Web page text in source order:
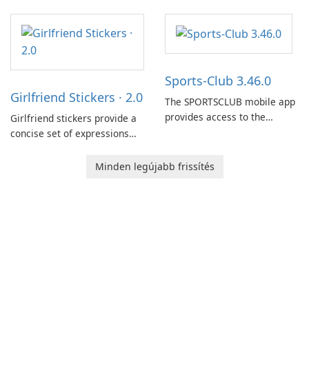
to streamline communication
between drivers and
dispatchers, focusing on
efficient information sharing
coordination and operations.
Girlfriend Stickers · 2.0
Girlfriend stickers provide a
concise set of expressions
and other Apple devices. The
Sports-Club 3.46.0
The SPORTSCLUB mobile app
provides access to the
on scheduling, data tracking,
Minden legújabb frissítés